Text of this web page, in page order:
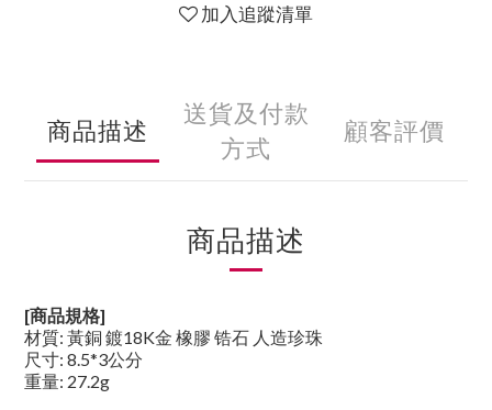
加入追蹤清單
商品描述
送貨及付款
方式
顧客評價
商品描述
[商品規格]
材質: 黃銅 鍍18K金 橡膠 锆石 人造珍珠
尺寸: 8.5*3公分
重量: 27.2g